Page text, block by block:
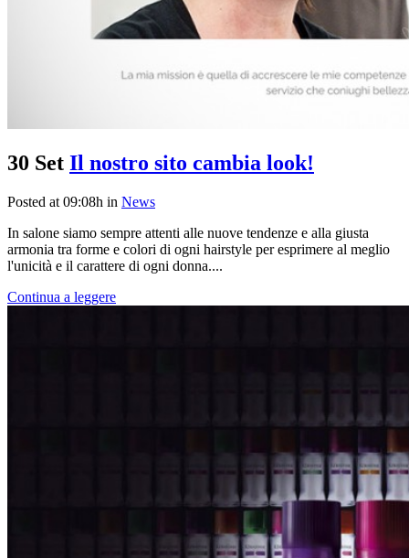
30 Set Il nostro sito cambia look!
Posted at 09:08h in News
In salone siamo sempre attenti alle nuove tendenze e alla giusta
armonia tra forme e colori di ogni hairstyle per esprimere al meglio
l'unicità e il carattere di ogni donna....
Continua a leggere